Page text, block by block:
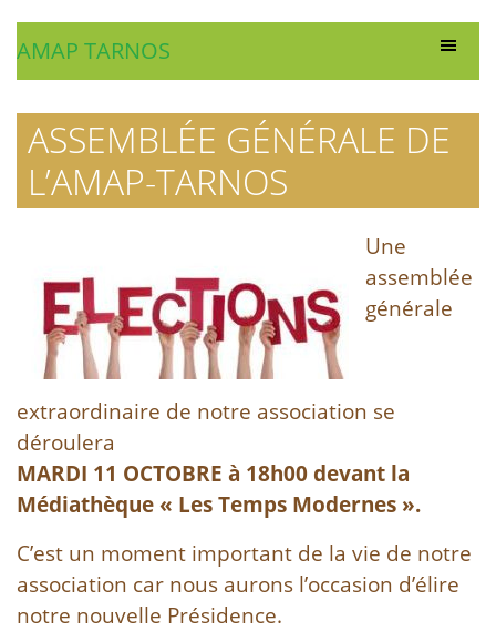
AMAP TARNOS
ASSEMBLÉE GÉNÉRALE DE
L’AMAP-TARNOS
Une
assemblée
générale
extraordinaire de notre association se
déroulera
MARDI 11 OCTOBRE à 18h00 devant la
Médiathèque « Les Temps Modernes ».
C’est un moment important de la vie de notre
association car nous aurons l’occasion d’élire
notre nouvelle Présidence.